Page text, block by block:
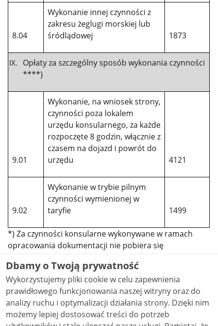
8.04
Wykonanie innej czynności z
zakresu żeglugi morskiej lub
śródlądowej
1873
Opłaty za szczególny sposób wykonania czynności
****)
9.01
Wykonanie, na wniosek strony,
czynności poza lokalem
urzędu konsularnego, za każde
rozpoczęte 8 godzin, włącznie z
czasem na dojazd i powrót do
urzędu
4121
9.02
Wykonanie w trybie pilnym
czynności wymienionej w
taryfie
1499
*) Za czynności konsularne wykonywane w ramach
opracowania dokumentacji nie pobiera się
dodatkowych opłat, z wyjątkiem opłat za sporządzenie i
poświadczenie lub sprawdzenie i poświadczenie
tłumaczenia (poz. 6.08, 6.09, 6.10 i 6.11 taryfy opłat
konsularnych).
**) Przy obliczaniu wysokości należnej opłaty
konsularnej objętość dokumentu ustala się w sposób
Dbamy o Twoją prywatność
Wykorzystujemy pliki cookie w celu zapewnienia
prawidłowego funkcjonowania naszej witryny oraz do
analizy ruchu i optymalizacji działania strony. Dzięki nim
możemy lepiej dostosować treści do potrzeb